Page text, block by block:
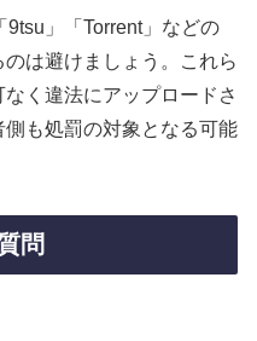
9tsu」「Torrent」などの
は避けましょう。これら
く違法にアップロードさ
も処罰の対象となる可能
問